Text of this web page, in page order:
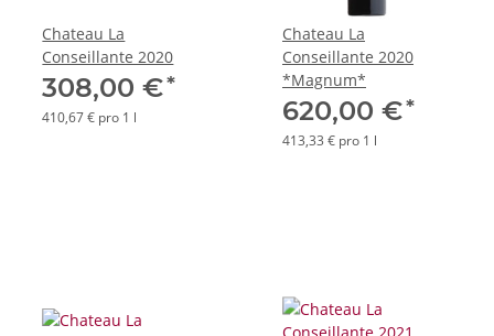
Chateau La
Conseillante 2020
308,00 €*
410,67 € pro 1 l
Chateau La
Conseillante 2020
*Magnum*
620,00 €*
413,33 € pro 1 l